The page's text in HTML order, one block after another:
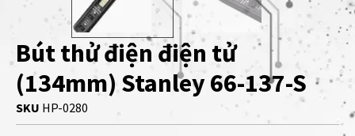
Bút thử điện điện tử
(134mm) Stanley 66-137-S
SKU HP-0280